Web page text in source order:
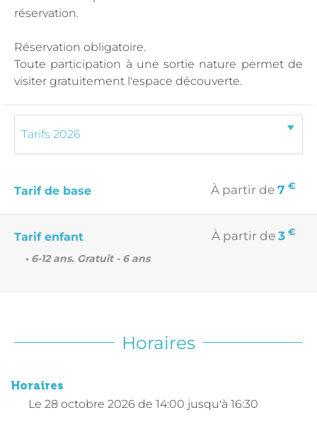
réservation.
Réservation obligatoire.
Toute participation à une sortie nature permet de
visiter gratuitement l'espace découverte.
Tarif de base À partir de 7 €
Tarif enfant À partir de 3 €
• 6-12 ans. Gratuit - 6 ans
Horaires
Horaires
Le 28 octobre 2026 de 14:00 jusqu'à 16:30